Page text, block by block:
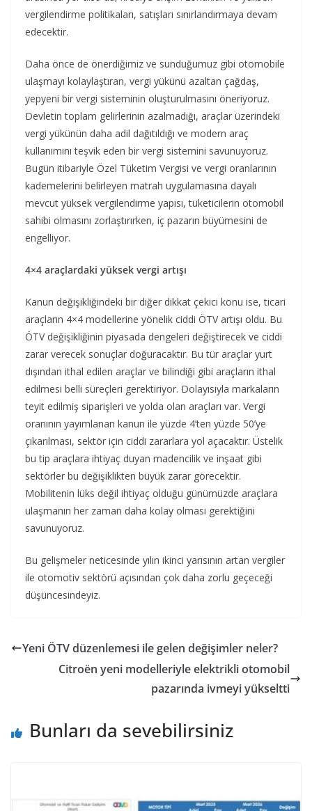
vergilendirme politikaları, satışları sınırlandırmaya devam
edecektir.
Daha önce de önerdiğimiz ve sunduğumuz gibi otomobile
ulaşmayı kolaylaştıran, vergi yükünü azaltan çağdaş,
yepyeni bir vergi sisteminin oluşturulmasını öneriyoruz.
Devletin toplam gelirlerinin azalmadığı, araçlar üzerindeki
vergi yükünün daha adil dağıtıldığı ve modern araç
kullanımını teşvik eden bir vergi sistemini savunuyoruz.
Bugün itibariyle Özel Tüketim Vergisi ve vergi oranlarının
kademelerini belirleyen matrah uygulamasına dayalı
mevcut yüksek vergilendirme yapısı, tüketicilerin otomobil
sahibi olmasını zorlaştırırken, iç pazarın büyümesini de
engelliyor.
4×4 araçlardaki yüksek vergi artışı
Kanun değişikliğindeki bir diğer dikkat çekici konu ise, ticari
araçların 4×4 modellerine yönelik ciddi ÖTV artışı oldu. Bu
ÖTV değişikliğinin piyasada dengeleri değiştirecek ve ciddi
zarar verecek sonuçlar doğuracaktır. Bu tür araçlar yurt
dışından ithal edilen araçlar ve bilindiği gibi araçların ithal
edilmesi belli süreçleri gerektiriyor. Dolayısıyla markaların
teyit edilmiş siparişleri ve yolda olan araçları var. Vergi
oranının yayımlanan kanun ile yüzde 4’ten yüzde 50’ye
çıkarılması, sektör için ciddi zararlara yol açacaktır. Üstelik
bu tip araçlara ihtiyaç duyan madencilik ve inşaat gibi
sektörler bu değişiklikten büyük zarar görecektir.
Mobilitenin lüks değil ihtiyaç olduğu günümüzde araçlara
ulaşmanın her zaman daha kolay olması gerektiğini
savunuyoruz.
Bu gelişmeler neticesinde yılın ikinci yarısının artan vergiler
ile otomotiv sektörü açısından çok daha zorlu geçeceği
düşüncesindeyiz.
Yeni ÖTV düzenlemesi ile gelen değişimler neler?
Citroën yeni modelleriyle elektrikli otomobil
pazarında ivmeyi yükseltti
Bunları da sevebilirsiniz